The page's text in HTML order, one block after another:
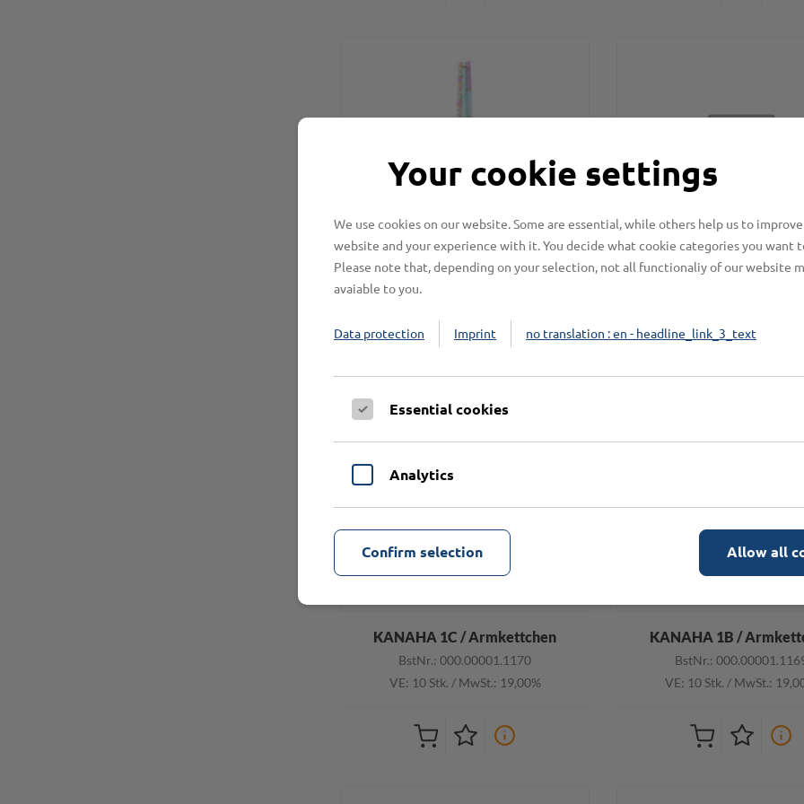
KANAHA 1F / Armkettchen
BstNr.: 000.00001.1173
KANAHA 1E /
KANAHA 1C / Armkettchen
BstNr.: 000.00001.1170
VE: 10 Stk. / MwSt.: 19,00%
KANAHA 1B /
BstNr.:
VE: 10 Stk. / MwSt.:
Your cookie settings
We use cookies on our website. Some are essential, while others help us to
website and your experience with it. You decide what cookie categories you want
Please note that, depending on your selection, not all functionaliy of our website
avaiable to you.
Data protection Imprint no translation : en - headline_link_3_text
Essential cookies
Analytics
Allow all
Confirm selection